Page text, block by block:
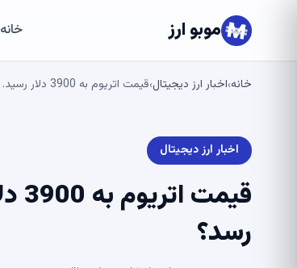
موبو ارز خانه
خانه›اخبار ارز دیجیتال›قیمت اتریوم به 3900 دلار رسید. آیا قبل از ETF به 4500 دلار می رسد؟
اخبار ارز دیجیتال
رسد؟